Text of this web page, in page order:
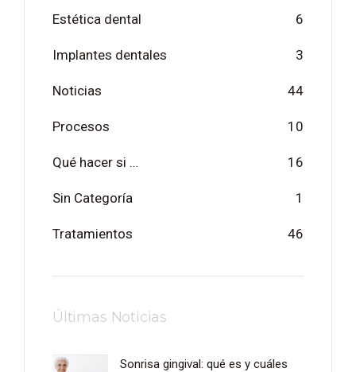
Estética dental 6
Implantes dentales 3
Noticias 44
Procesos 10
Qué hacer si … 16
Sin Categoría 1
Tratamientos 46
Últimas Noticias
Sonrisa gingival: qué es y cuáles